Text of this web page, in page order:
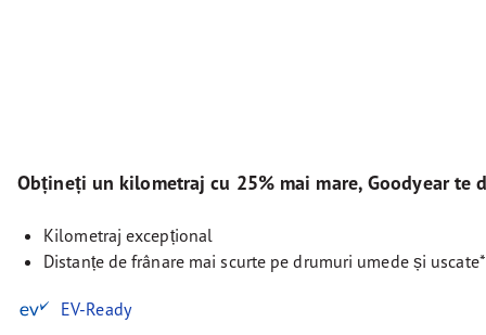
Obțineți un kilometraj cu 25% mai mare, Goodyear te
Kilometraj excepțional
Distanțe de frânare mai scurte pe drumuri umede și uscate*
EV-Ready